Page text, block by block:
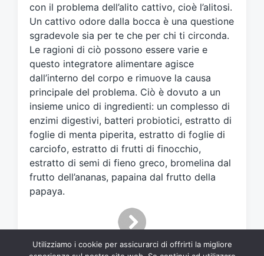
t
o
o
n
con il problema dell’alito cattivo, cioè l’alitosi.
Un cattivo odore dalla bocca è una questione
sgradevole sia per te che per chi ti circonda.
Le ragioni di ciò possono essere varie e
questo integratore alimentare agisce
dall’interno del corpo e rimuove la causa
principale del problema. Ciò è dovuto a un
insieme unico di ingredienti: un complesso di
enzimi digestivi, batteri probiotici, estratto di
foglie di menta piperita, estratto di foglie di
carciofo, estratto di frutti di finocchio,
estratto di semi di fieno greco, bromelina dal
frutto dell’ananas, papaina dal frutto della
papaya.
Utilizziamo i cookie per assicurarci di offrirti la migliore